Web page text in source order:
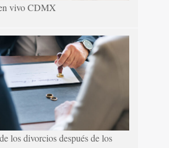
vivo CDMX
los divorcios después de los